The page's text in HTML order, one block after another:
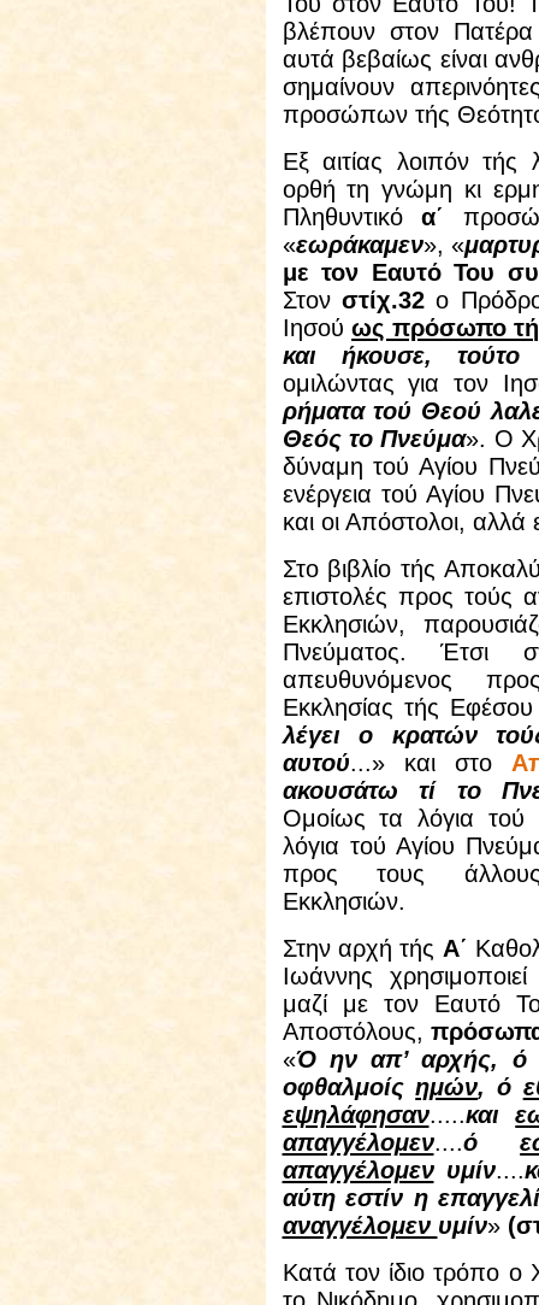
βλέπουν στον
αυτά βεβαίως είναι
σημαίνουν
προσώπων τής
Εξ αιτίας λοιπόν τής
ορθή τη γνώμη κι
Πληθυντικόα΄
«εωράκαμεν», «
με τον Εαυτό Του
Στον στίχ.32ο
Ιησούως πρόσωπο
και ήκουσε, τούτο
ομιλώντας για τον
ρήματα τού Θεού
Θεός το Πνεύμα». Ο
δύναμη τού Αγίου
ενέργεια τού Αγίου
και οι Απόστολοι, αλλά
Στο βιβλίο τής
επιστολές προς τούς
Εκκλησιών,
Πνεύματος. Έτσι
απευθυνόμενος
Εκκλησίας τής
λέγει ο κρατών
αυτού...» και στο
ακουσάτω τί το
Ομοίως τα λόγια τού
λόγια τού Αγίου
προς τους άλλους
Εκκλησιών.
Στην αρχή τής Α΄
Ιωάννης
μαζί με τον Εαυτό
Αποστόλους,
«Ό ην απ’ αρχής, ό
οφθαλμοίςημών, ό
εψηλάφησαν.....και
απαγγέλομεν....ό
απαγγέλομενυμίν....
αύτη εστίν η
αναγγέλομεν υμίν»
Κατά τον ίδιο τρόπο ο